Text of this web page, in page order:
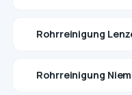
Rohrreinigung
Rohrreinigung